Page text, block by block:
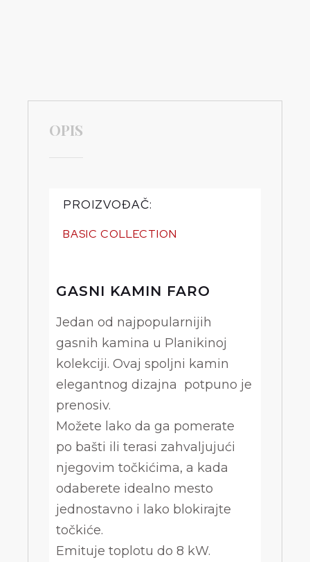
OPIS
PROIZVOĐAČ:
BASIC COLLECTION
GASNI KAMIN FARO
Jedan od najpopularnijih
gasnih kamina u Planikinoj
kolekciji. Ovaj spoljni kamin
elegantnog dizajna potpuno je
prenosiv.
Možete lako da ga pomerate
po bašti ili terasi zahvaljujući
njegovim točkićima, a kada
odaberete idealno mesto
jednostavno i lako blokirajte
točkiće.
Emituje toplotu do 8 kW.